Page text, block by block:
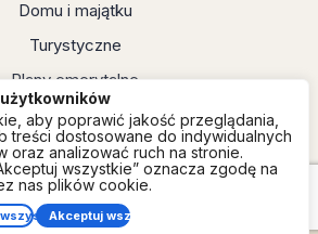
aby poprawić jakość przeglądania,
treści dostosowane do indywidualnych
oraz analizować ruch na stronie.
wszystkie” oznacza zgodę na
nas plików cookie.
Akceptuj wszystko
Domu i majątku
Turystyczne
Plany emerytalne
by Szymon Cholewka 2026
Pozyskuj-Klientow.pl